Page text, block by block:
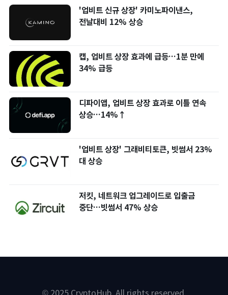
'업비트 신규 상장' 카미노파이낸스,
전날대비 12% 상승
캡, 업비트 상장 효과에 급등…1분 만에
34% 급등
디파이앱, 업비트 상장 효과로 이틀 연속
상승…14%↑
'업비트 상장' 그래비티토큰, 빗썸서 23%
대 상승
저킷, 네트워크 업그레이드로 입출금
중단…빗썸서 47% 상승
© 2025 CryptoHub. All rights reserved.